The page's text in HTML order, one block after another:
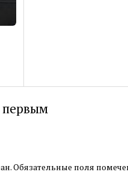
Обязательные поля